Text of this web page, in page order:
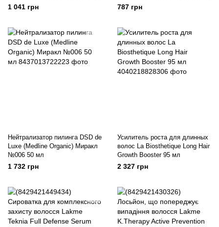
100 мл
1 041 грн
100 мл
787 грн
Нейтрализатор пилинга DSD de
Luxe (Medline Organic) Миракл
№006 50 мл
1 732 грн
Усилитель роста для длинных
волос La Biosthetique Long Hair
Growth Booster 95 мл
2 327 грн